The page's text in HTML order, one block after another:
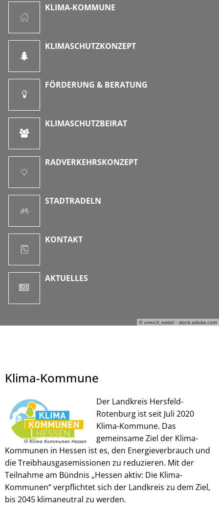
© ximich_natali - stock.adobe.com
KLIMA-KOMMUNE
KLIMASCHUTZKONZEPT
FÖRDERUNG & BERATUNG
KLIMASCHUTZBEIRAT
RADVERKEHRSKONZEPT
STADTRADELN
KONTAKT
AKTUELLES
Klima-Kommune
© Klima Kommunen Hessen
Der Landkreis Hersfeld-
Rotenburg ist seit Juli 2020
Klima-Kommune. Das
gemeinsame Ziel der Klima-
Kommunen in Hessen ist es, den Energieverbrauch und
die Treibhausgasemissionen zu reduzieren. Mit der
Teilnahme am Bündnis „Hessen aktiv: Die Klima-
Kommunen“ verpflichtet sich der Landkreis zu dem Ziel,
bis 2045 klimaneutral zu werden.